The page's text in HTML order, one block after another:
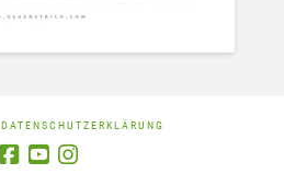
DATENSCHUTZERKLÄRUNG